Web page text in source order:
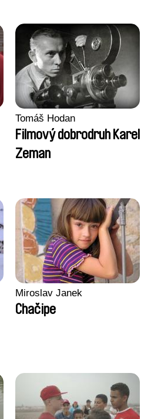
Tomáš Hodan
Filmový dobrodruh Karel
Zeman
Miroslav Janek
Chačipe